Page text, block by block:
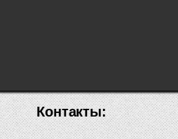
Контакты: